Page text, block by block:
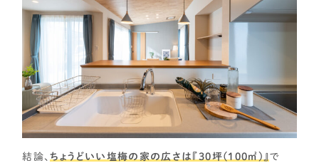
結論、ちょうどいい塩梅の家の広さは『30坪(100㎡)』 で